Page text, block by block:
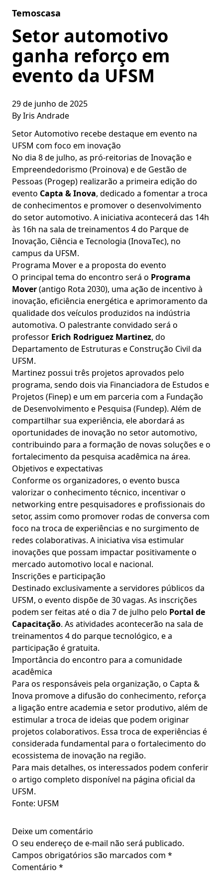
Temoscasa
Setor automotivo
ganha reforço em
evento da UFSM
29 de junho de 2025
ByIris Andrade
Setor Automotivo recebe destaque em evento na
UFSM com foco em inovação
No dia 8 de julho, as pró-reitorias de Inovação e
Empreendedorismo (Proinova) e de Gestão de
Pessoas (Progep) realizarão a primeira edição do
evento Capta & Inova, dedicado a fomentar a troca
de conhecimentos e promover o desenvolvimento
do setor automotivo. A iniciativa acontecerá das 14h
às 16h na sala de treinamentos 4 do Parque de
Inovação, Ciência e Tecnologia (InovaTec), no
campus da UFSM.
Programa Mover e a proposta do evento
O principal tema do encontro será o Programa
Mover(antigo Rota 2030), uma ação de incentivo à
inovação, eficiência energética e aprimoramento da
qualidade dos veículos produzidos na indústria
automotiva. O palestrante convidado será o
professor Erich Rodriguez Martinez, do
Departamento de Estruturas e Construção Civil da
UFSM.
Martinez possui três projetos aprovados pelo
programa, sendo dois via Financiadora de Estudos e
Projetos (Finep) e um em parceria com a Fundação
de Desenvolvimento e Pesquisa (Fundep). Além de
compartilhar sua experiência, ele abordará as
oportunidades de inovação no setor automotivo,
contribuindo para a formação de novas soluções e o
fortalecimento da pesquisa acadêmica na área.
Objetivos e expectativas
Conforme os organizadores, o evento busca
valorizar o conhecimento técnico, incentivar o
networking entre pesquisadores e profissionais do
setor, assim como promover rodas de conversa com
foco na troca de experiências e no surgimento de
redes colaborativas. A iniciativa visa estimular
inovações que possam impactar positivamente o
mercado automotivo local e nacional.
Inscrições e participação
Destinado exclusivamente a servidores públicos da
UFSM, o evento dispõe de 30 vagas. As inscrições
podem ser feitas até o dia 7 de julho pelo Portal de
Capacitação. As atividades acontecerão na sala de
treinamentos 4 do parque tecnológico, e a
participação é gratuita.
Importância do encontro para a comunidade
acadêmica
Para os responsáveis pela organização, o Capta &
Inova promove a difusão do conhecimento, reforça
a ligação entre academia e setor produtivo, além de
estimular a troca de ideias que podem originar
projetos colaborativos. Essa troca de experiências é
considerada fundamental para o fortalecimento do
ecossistema de inovação na região.
Para mais detalhes, os interessados podem conferir
o artigo completo disponível na página oficial da
UFSM.
Fonte: UFSM
Deixe um comentário
O seu endereço de e-mail não será publicado.
Campos obrigatórios são marcados com *
Comentário *